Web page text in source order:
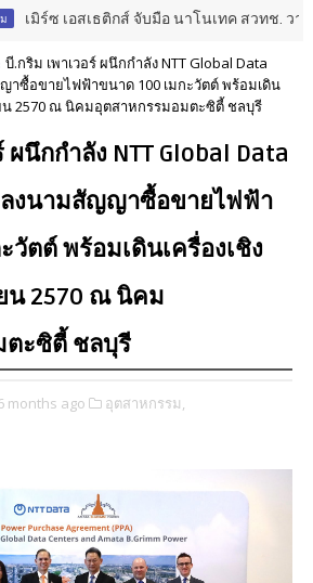
ซ เอสเธติกส์ จับมือ นาโนเทค สวทช. วางราก
บี.กริม เพาเวอร์ ผนึกกำลัง NTT Global Data
ซื้อขายไฟฟ้าขนาด 100 เมกะวัตต์ พร้อมเดิน
น 2570 ณ นิคมอุตสาหกรรมอมตะซิตี้ ชลบุรี
ผนึกกำลัง NTT Global Data
งนามสัญญาซื้อขายไฟฟ้า
วัตต์ พร้อมเดินเครื่องเชิง
2570 ณ นิคม
ตะซิตี้ ชลบุรี
months ago อุตสาหกรรม,